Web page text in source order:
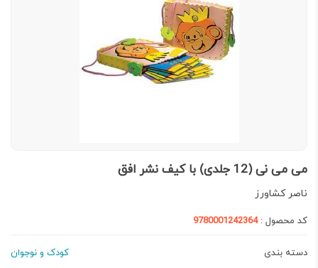
می می نی (12 جلدی) با کیف نشر افق
ناصر کشاورز
کد محصول :9780001242364
دسته بندی کودک و نوجوان